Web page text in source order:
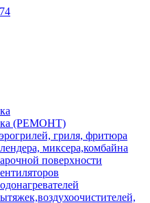
(РЕМОНТ)
гриля, фритюра
миксера,комбайна
поверхности